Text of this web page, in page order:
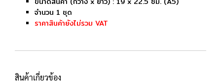
จำนวน 1 ชุด
ราคาสินค้ายังไม่รวม VAT
สินค้าเกี่ยวข้อง